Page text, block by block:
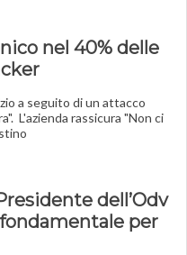
nel 40% delle
a seguito di un attacco
L'azienda rassicura "Non ci
dell’Odv
per